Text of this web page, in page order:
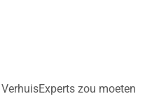
zou moeten